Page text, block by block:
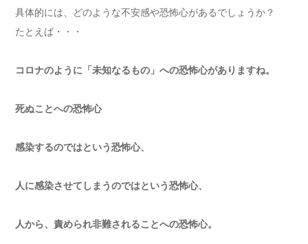
具体的には、どのような不安感や恐怖心があるでしょうか？
たとえば・・・
コロナのように「未知なるもの」への恐怖心がありますね。
死ぬことへの恐怖心
感染するのではという恐怖心、
人に感染させてしまうのではという恐怖心、
人から、責められ非難されることへの恐怖心。